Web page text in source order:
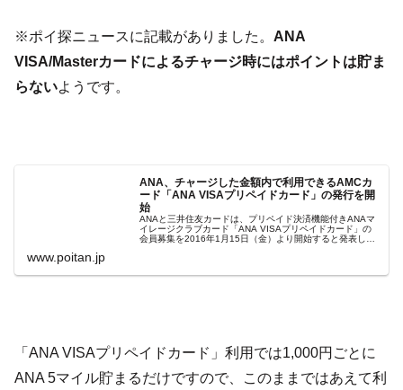
※ポイ探ニュースに記載がありました。 ANA
VISA/Masterカードによるチャージ時にはポイントは貯ま
らないようです。
ANA、チャージした金額内で利用できるAMCカ
ード「ANA VISAプリペイドカード」の発行を開
始
ANAと三井住友カードは、プリペイド決済機能付きANAマ
イレージクラブカード「ANA VISAプリペイドカード」の
会員募集を2016年1月15日（金）より開始すると発表し
www.poitan.jp
「ANA VISAプリペイドカード」利用では1,000円ごとに
ANA 5マイル貯まるだけですので、このままではあえて利